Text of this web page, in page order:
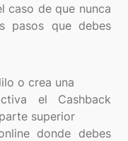
caso de que nunca
pasos que debes
o crea una
el Cashback
superior
donde debes